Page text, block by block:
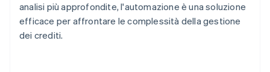
analisi più approfondite, l'automazione è una soluzione
efficace per affrontare le complessità della gestione
dei crediti.